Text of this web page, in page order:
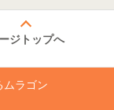
ジトップへ
ムラゴン